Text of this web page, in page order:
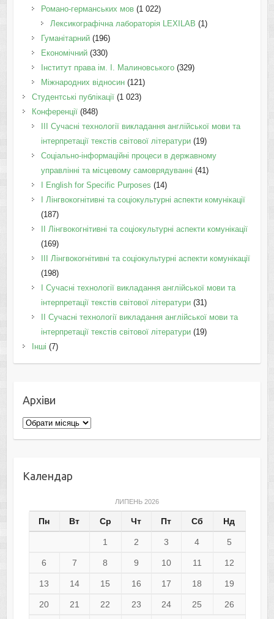
Романо-германських мов(1 022)
Лексикографічна лабораторія LEXILAB (1)
Гуманітарний(196)
Економічний(330)
Інститут права ім. І. Малиновського(329)
Міжнародних відносин(121)
Студентські публікації(1 023)
Конференції(848)
III Сучасні технології викладання англійської мови та
інтерпретації текстів світової літератури(19)
Соціально-інформаційні процеси в державному
управлінні та місцевому самоврядуванні (41)
І English for Specific Purposes (14)
I Лінгвокогнітивні та соціокультурні аспекти комунікації
(187)
IІ Лінгвокогнітивні та соціокультурні аспекти комунікації
(169)
IІI Лінгвокогнітивні та соціокультурні аспекти комунікації
(198)
I Cучасні технології викладання англійської мови та
інтерпретації текстів світової літератури(31)
II Cучасні технології викладання англійської мови та
інтерпретації текстів світової літератури(19)
Інші (7)
Архіви
Архіви
Календар
ЛИПЕНЬ 2026
Пн Вт Ср Чт Пт Сб Нд
1 2 3 4 5
6 7 8 9 10 11 12
13 14 15 16 17 18 19
20 21 22 23 24 25 26